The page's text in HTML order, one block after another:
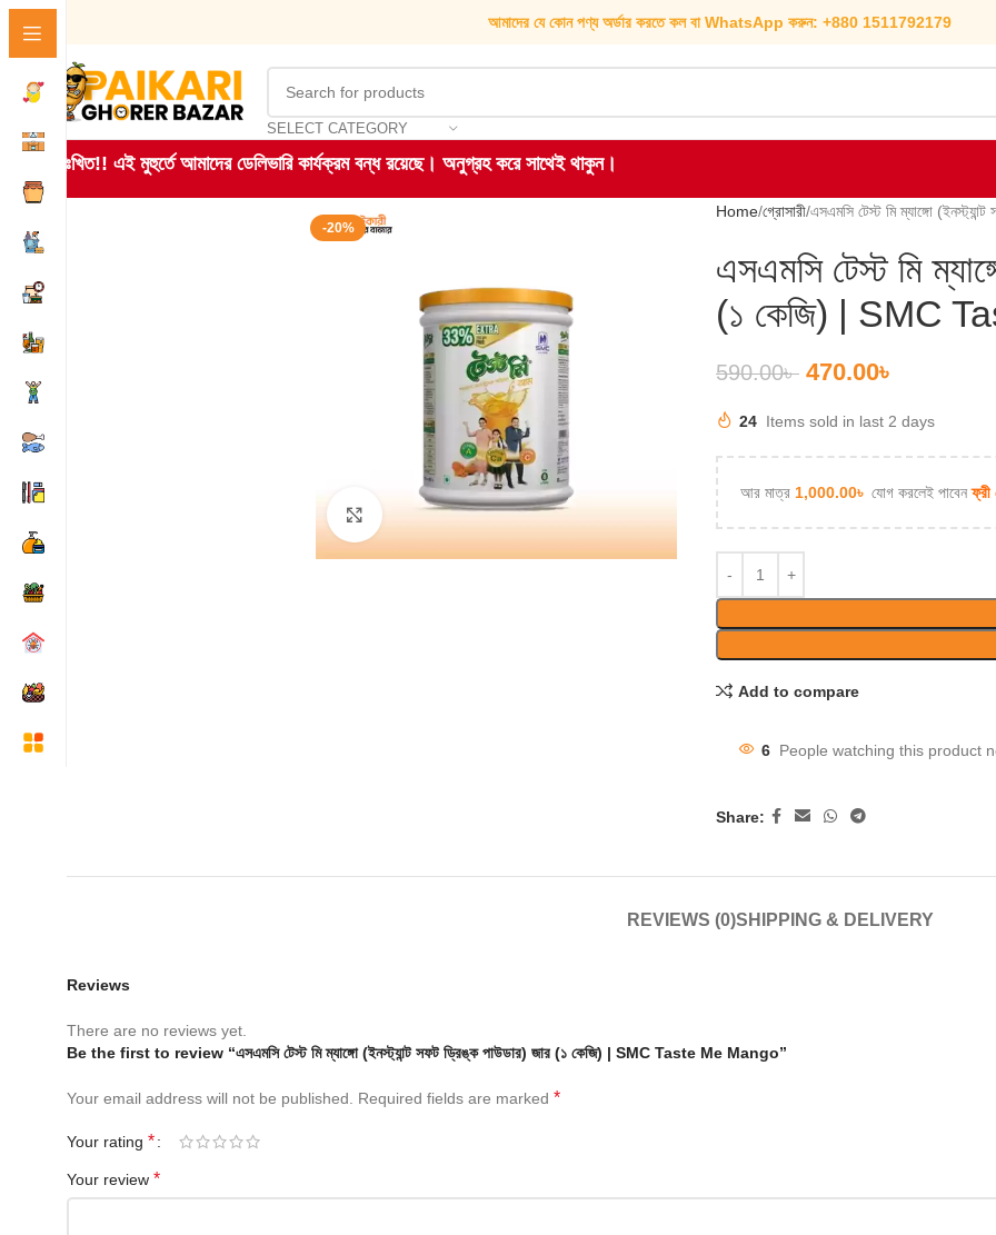
আমাদের যে কোন পণ্য অর্ডার করতে কল বা WhatsApp করুন: +880 1511792179
SELECT CATEGORY
দুঃখিত!! এই মুহুর্তে আমাদের ডেলিভারি কার্যক্রম বন্ধ রয়েছে। অনুগ্রহ করে সাথেই থাকুন।
-20%
Click to enlarge
Home গ্রোসারী এসএমসি টেস্ট মি ম্যাঙ্গো
এসএমসি টেস্ট মি
(১ কেজি) | SMC
590.00৳ 470.00৳
24 Items sold in last 2 days
আর মাত্র 1,000.00৳ যোগ করলেই পাবেনফ্রী
Add to compare
6 People watching this product
Share:
REVIEWS (0)SHIPPING & DELIVERY
Reviews
There are no reviews yet.
Be the first to review “এসএমসি টেস্ট মি ম্যাঙ্গো (ইনস্ট্যান্ট সফট ড্রিঙ্ক পাউডার) জার (১ কেজি) | SMC Taste Me Mango”
Your email address will not be published. Required fields are marked *
Your rating *
Your review *